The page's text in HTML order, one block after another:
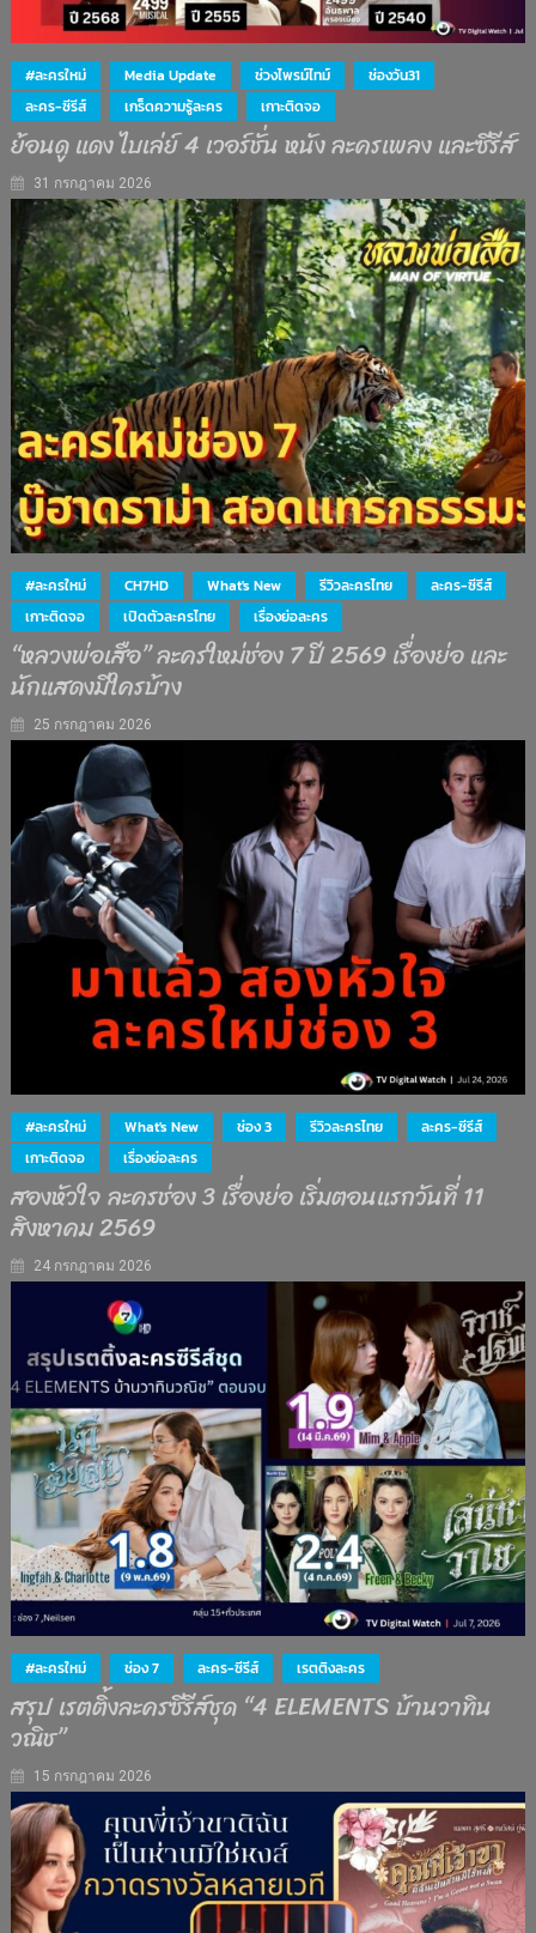
#ละครใหม่ Media Update ช่วงไพรม์ไทม์
ช่องวัน31
ละคร-ซีรีส์
เกร็ดความรู้ละคร เกาะติดจอ
ย้อนดู แดง ไบเล่ย์ 4 เวอร์ชั่น หนัง ละครเพลง และซีรีส์
31 กรกฎาคม 2026
#ละครใหม่ CH7HD What's New รีวิวละครไทย
ละคร-ซีรีส์
เกาะติดจอ
เปิดตัวละครไทย เรื่องย่อละคร
“หลวงพ่อเสือ” ละครใหม่ช่อง 7 ปี 2569 เรื่องย่อ และ
นักแสดงมีใครบ้าง
25 กรกฎาคม 2026
#ละครใหม่ What's New ช่อง 3 รีวิวละครไทย
ละคร-ซีรีส์
เกาะติดจอ
เรื่องย่อละคร
สองหัวใจ ละครช่อง 3 เรื่องย่อ เริ่มตอนแรกวันที่ 11
สิงหาคม 2569
24 กรกฎาคม 2026
#ละครใหม่ ช่อง 7 ละคร-ซีรีส์ เรตติงละคร
สรุป เรตติ้งละครซีรีส์ชุด “4 ELEMENTS บ้านวาทิน
วณิช”
15 กรกฎาคม 2026